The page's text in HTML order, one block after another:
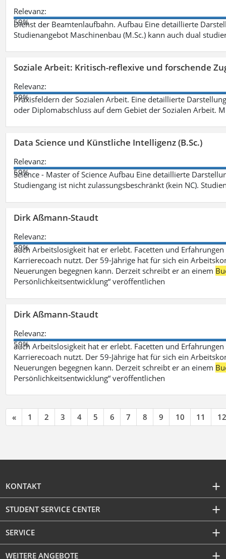
Relevanz:
59%
Dienst der Beamtenlaufbahn. Aufbau Eine detaillierte
Studienangebot Maschinenbau (M.Sc.) kann auch dual
Soziale Arbeit: Kritisch-reflexive und forschende
Relevanz:
59%
Praxisfeldern der Sozialen Arbeit. Eine detaillierte
oder Diplomabschluss auf dem Gebiet der Sozialen Arbeit.
Data Science und Künstliche Intelligenz (B.Sc.)
Relevanz:
59%
Science - Master of Science Aufbau Eine detaillierte
Studiengang ist nicht zulassungsbeschränkt (kein NC).
Dirk Aßmann-Staudt
Relevanz:
59%
auch Arbeitslosigkeit hat er erlebt. Facetten und
Karrierecoach nutzt. Der 59-Jährige hat für sich ein
Neuerungen begegnen kann. Derzeit schreibt er an einem
Persönlichkeitsentwicklung“ veröffentlichen
Dirk Aßmann-Staudt
Relevanz:
59%
auch Arbeitslosigkeit hat er erlebt. Facetten und
Karrierecoach nutzt. Der 59-Jährige hat für sich ein
Neuerungen begegnen kann. Derzeit schreibt er an einem
Persönlichkeitsentwicklung“ veröffentlichen
« 1 2 3 4 5 6 7 8 9 10 11 12
KONTAKT
STUDENT SERVICE CENTER
SERVICE
WEITERE ANGEBOTE